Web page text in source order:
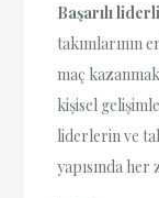
Başarılı
takımlarının
maç
kişisel
liderlerin ve
yapısında